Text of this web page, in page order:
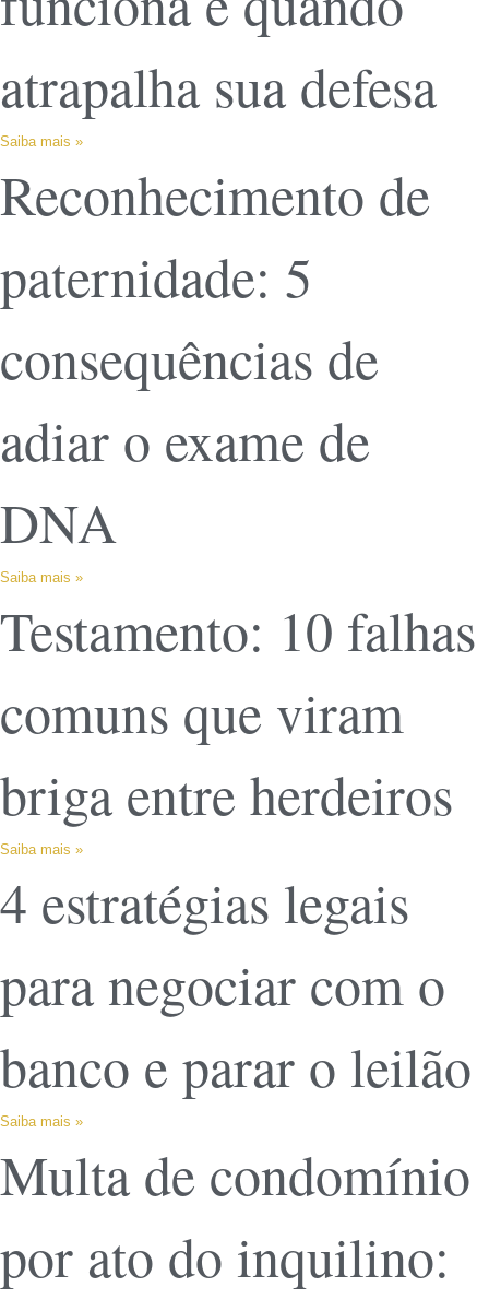
atrapalha sua defesa
Saiba mais »
Reconhecimento de
paternidade: 5
consequências de
adiar o exame de
DNA
Saiba mais »
Testamento: 10 falhas
comuns que viram
briga entre herdeiros
Saiba mais »
4 estratégias legais
para negociar com o
banco e parar o leilão
Saiba mais »
Multa de condomínio
por ato do inquilino: